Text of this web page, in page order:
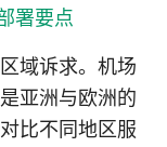
署要点
域诉求。机场
亚洲与欧洲的
比不同地区服